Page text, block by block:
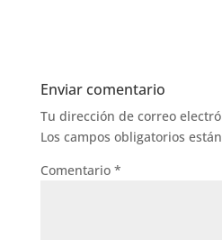
Enviar comentario
Tu dirección de correo
Los campos obligatorios
Comentario *